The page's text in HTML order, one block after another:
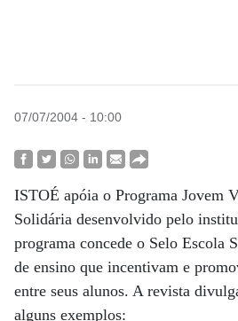
07/07/2004 - 10:00
ISTOÉ apóia o Programa Jovem
Solidária desenvolvido pelo
programa concede o Selo Escola
de ensino que incentivam e
entre seus alunos. A revista
alguns exemplos: